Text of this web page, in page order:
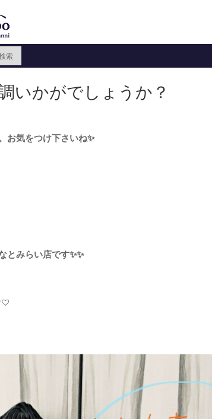
索
いかがでしょうか？
お気をつけ下さいね✨
とみらい店です✨✨
♡